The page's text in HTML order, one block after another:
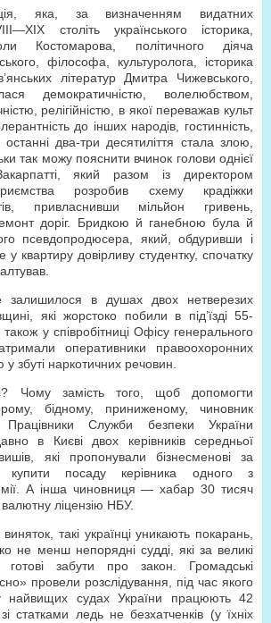
яка, за визначенням видатних
століть українського історика,
Костомарова, політичного діяча
філософа, культуролога, історика
літератур Дмитра Чижевського,
демократичністю, волелюбством,
релігійністю, в якої переважав культ
до інших народів, гостинність,
два-три десятиліття стала злою,
так можу пояснити вчинок голови однієї
який разом із директором
розробив схему крадіжки
привласнивши мільйон гривень,
доріг. Бридкою й ганебною була й
псевдопродюсера, який, обдуривши і
квартиру довірливу студентку, спочатку
залишилося в душах двох нетверезих
які жорстоко побили в під’їзді 55-
також у співробітниці Офісу генерального
оперативники правоохоронних
у збуті наркотичних речовин.
Чому замість того, щоб допомогти
бідному, приниженому, чиновник
Служби безпеки України
в Києві двох керівників середньої
які пропонували бізнесменові за
купити посаду керівника одного з
А інша чиновниця — хабар 30 тисяч
ліцензію НБУ.
такі українці уникають покарань,
не менш непорядні судді, які за великі
забути про закон. Громадські
провели розслідування, під час якого
найвищих судах України працюють 42
статками ледь не безхатченків (у їхніх